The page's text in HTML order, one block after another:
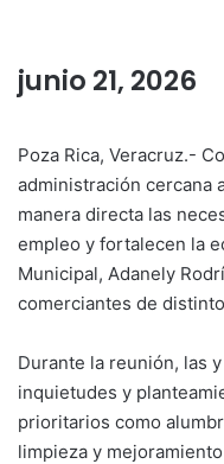
junio 21, 2026
Poza Rica, Veracruz.-
administración cercana
manera directa las
empleo y fortalecen la
Municipal, Adanely
comerciantes de
Durante la reunión, las
inquietudes y
prioritarios como
limpieza y